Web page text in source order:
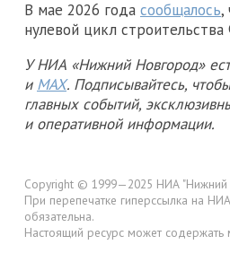
В мае 2026 года сообщалось,
нулевой цикл
У НИА «Нижний Новгород»
и MAX. Подписывайтесь,
главных событий,
и оперативной информации.
Copyright © 1999—2025 НИА "Нижний
При перепечатке гиперссылка на
обязательна.
Настоящий ресурс может содержать